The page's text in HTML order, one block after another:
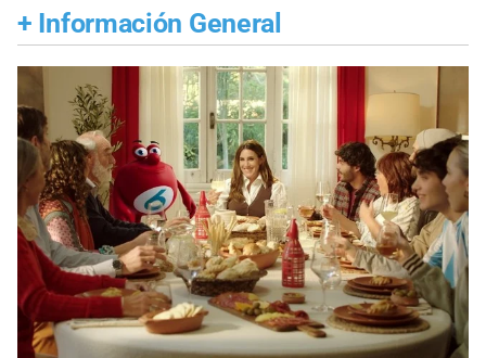
+ Información General